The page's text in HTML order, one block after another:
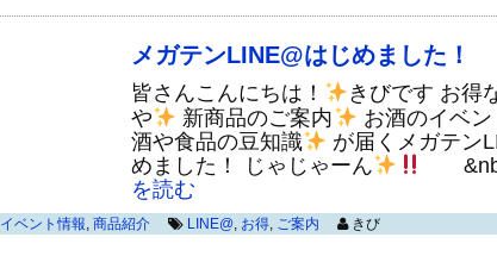
メガテンLINE@はじめました！
皆さんこんにちは！
きびです お得
や
新商品のご案内 お酒のイベン
酒や食品の豆知識
が届くメガテン
めました！ じゃじゃーん
を読む
イベント情報, 商品紹介 LINE@, お得, ご案内 きび